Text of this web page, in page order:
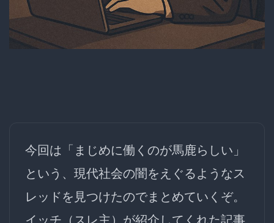
今回は「まじめに働くのが馬鹿らしい」
という、現代社会の闇をえぐるようなス
レッドを見つけたのでまとめていくぞ。
イッチ（スレ主）が紹介してくれた記事